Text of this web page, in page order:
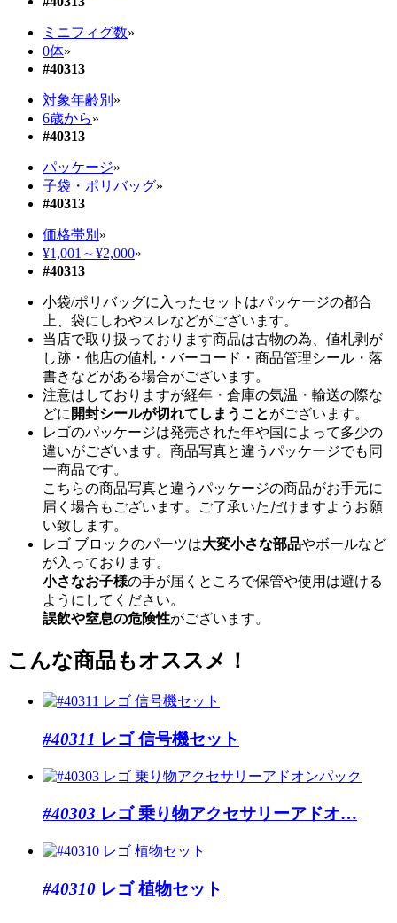
ミニフィグ数»
0体»
#40313
対象年齢別 »
6歳から»
#40313
パッケージ»
子袋・ポリバッグ»
#40313
価格帯別 »
¥1,001～¥2,000»
#40313
小袋/ポリバッグに入ったセットはパッケージの都合
上、袋にしわやスレなどがございます。
当店で取り扱っております商品は古物の為、値札剥が
し跡・他店の値札・バーコード・商品管理シール・落
書きなどがある場合がございます。
注意はしておりますが経年・倉庫の気温・輸送の際な
どに 開封シールが切れてしまうことがございます。
レゴのパッケージは発売された年や国によって多少の
違いがございます。商品写真と違うパッケージでも同
一商品です。
こちらの商品写真と違うパッケージの商品がお手元に
届く場合もございます。ご了承いただけますようお願
い致します。
レゴ ブロックのパーツは大変小さな部品やボールなど
が入っております。
小さなお子様の手が届くところで保管や使用は避ける
ようにしてください。
誤飲や窒息の危険性がございます。
こんな商品もオススメ！
#40311 レゴ 信号機セット
#40303 レゴ 乗り物アクセサリーアドオ…
#40310 レゴ 植物セット